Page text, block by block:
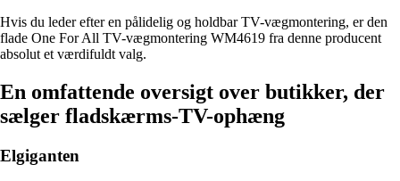
Hvis du leder efter en pålidelig og holdbar TV-vægmontering, er den
flade One For All TV-vægmontering WM4619 fra denne producent
absolut et værdifuldt valg.
En omfattende oversigt over butikker, der
sælger fladskærms-TV-ophæng
Elgiganten